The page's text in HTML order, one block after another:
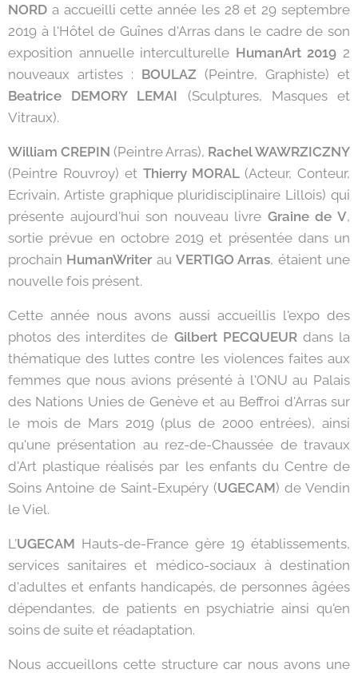
NORD a accueilli cette année les 28 et 29 septembre
2019 à l'Hôtel de Guînes d'Arras dans le cadre de son
exposition annuelle interculturelle HumanArt 2019 2
nouveaux artistes : BOULAZ (Peintre, Graphiste) et
Beatrice DEMORY LEMAI (Sculptures, Masques et
Vitraux).
William CREPIN (Peintre Arras), Rachel WAWRZICZNY
(Peintre Rouvroy) et Thierry MORAL(Acteur, Conteur,
Ecrivain, Artiste graphique pluridisciplinaire Lillois) qui
présente aujourd'hui son nouveau livre Graine de V,
sortie prévue en octobre 2019 et présentée dans un
prochain HumanWriter auVERTIGO Arras, étaient une
nouvelle fois présent.
Cette année nous avons aussi accueillis l'expo des
photos des interdites de Gilbert PECQUEURdans la
thématique des luttes contre les violences faites aux
femmes que nous avions présenté à l'ONU au Palais
des Nations Unies de Genève et au Beffroi d'Arras sur
le mois de Mars 2019 (plus de 2000 entrées), ainsi
qu'une présentation au rez-de-Chaussée de travaux
d'Art plastique réalisés par les enfants du Centre de
Soins Antoine de Saint-Exupéry (UGECAM) de Vendin
le Viel.
L'UGECAM Hauts-de-France gère 19 établissements,
services sanitaires et médico-sociaux à destination
d'adultes et enfants handicapés, de personnes âgées
dépendantes, de patients en psychiatrie ainsi qu'en
soins de suite et réadaptation.
Nous accueillons cette structure car nous avons une